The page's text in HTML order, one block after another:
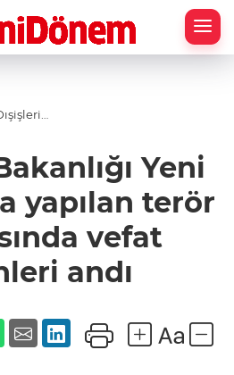
saldırısında
Yeni
yapılan terör
vefat
andı